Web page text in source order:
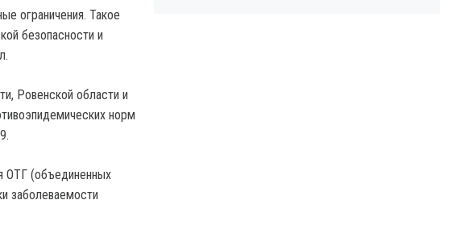
ограничения. Такое
безопасности и
Ровенской области и
норм
ОТГ (объединенных
заболеваемости